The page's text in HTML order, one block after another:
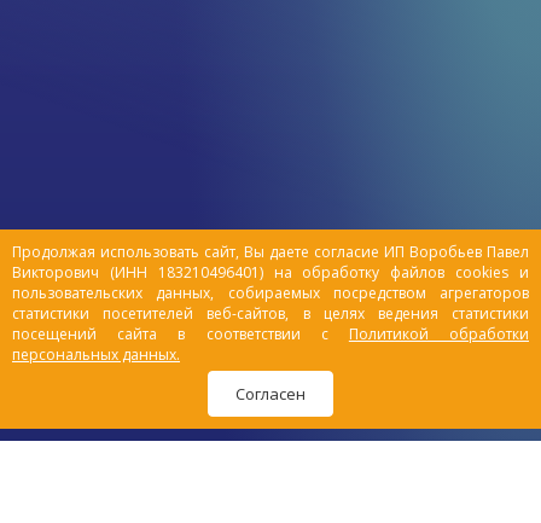
Продолжая использовать сайт, Вы даете согласие ИП Воробьев Павел
Викторович (ИНН 183210496401) на обработку файлов cookies и
пользовательских данных, собираемых посредством агрегаторов
статистики посетителей веб-сайтов, в целях ведения статистики
посещений сайта в соответствии с Политикой обработки
персональных данных.
Согласен
весенне-осенний период. Мочекаменная
болезнь является самой
распространенной причиной смертности
домашних питомцев.